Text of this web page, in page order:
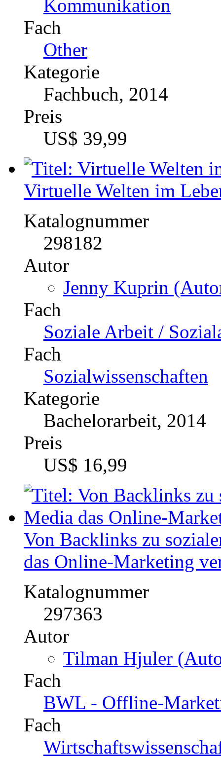
Preis
US$ 16,99
Von Backlinks zu
das Online-Marketing
Katalognummer
297363
Autor
Tilman Hjuler
Fach
BWL - Offline-
Fach
Kategorie
Bachelorarbeit, 2012
Preis
US$ 16,99
Welche Chancen und
neue Kunden auf
Katalognummer
378386
Autor
Markus Beck
Fach
Medien /
Marketing, Social
Kategorie
Bachelorarbeit, 2017
Preis
US$ 17,99